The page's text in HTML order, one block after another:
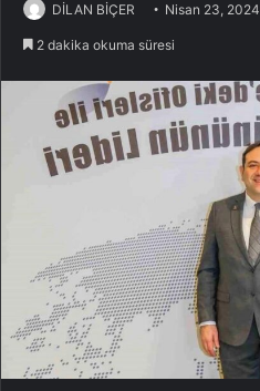
DİLAN BİÇER Nisan 23, 2024
2 dakika okuma süresi